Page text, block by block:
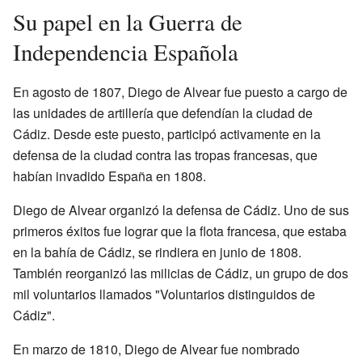
Su papel en la Guerra de
Independencia Española
En agosto de 1807, Diego de Alvear fue puesto a cargo de
las unidades de artillería que defendían la ciudad de
Cádiz. Desde este puesto, participó activamente en la
defensa de la ciudad contra las tropas francesas, que
habían invadido España en 1808.
Diego de Alvear organizó la defensa de Cádiz. Uno de sus
primeros éxitos fue lograr que la flota francesa, que estaba
en la bahía de Cádiz, se rindiera en junio de 1808.
También reorganizó las milicias de Cádiz, un grupo de dos
mil voluntarios llamados "Voluntarios distinguidos de
Cádiz".
En marzo de 1810, Diego de Alvear fue nombrado